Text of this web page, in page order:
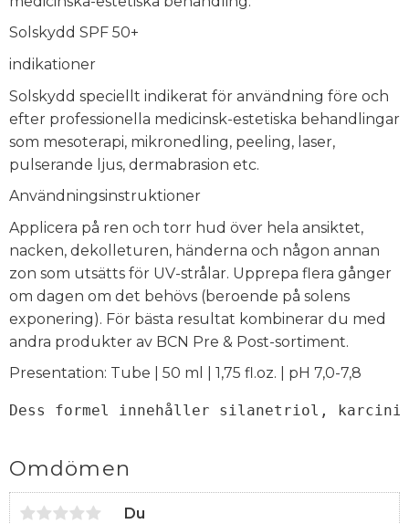
Solskydd SPF 50+
indikationer
Solskydd speciellt indikerat för användning före och
efter professionella medicinsk-estetiska behandlingar
som mesoterapi, mikronedling, peeling, laser,
pulserande ljus, dermabrasion etc.
Användningsinstruktioner
Applicera på ren och torr hud över hela ansiktet,
nacken, dekolleturen, händerna och någon annan
zon som utsätts för UV-strålar. Upprepa flera gånger
om dagen om det behövs (beroende på solens
exponering). För bästa resultat kombinerar du med
andra produkter av BCN Pre & Post-sortiment.
Presentation: Tube | 50 ml | 1,75 fl.oz. | pH 7,0-7,8
Dess formel innehåller silanetriol,
Omdömen
Du